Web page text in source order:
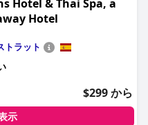
Hotel & Thai Spa, a
Hotel
トラット
$299 から
示